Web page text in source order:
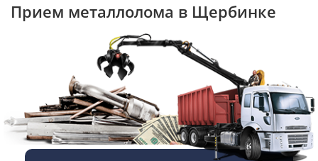
Прием металлолома в Щербинке